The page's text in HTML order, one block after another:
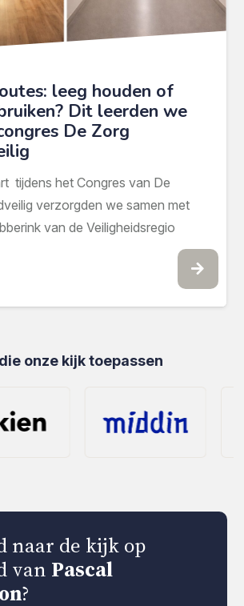
leeg houden of
Dit leerden we
De Zorg
tijdens het Congres van De
verzorgden we samen met
van de Veiligheidsregio
onze kijk toepassen
naar de kijk op
van Pascal
?